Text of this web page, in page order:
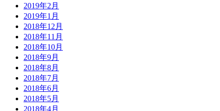
2019年2月
2019年1月
2018年12月
2018年11月
2018年10月
2018年9月
2018年8月
2018年7月
2018年6月
2018年5月
2018年4月